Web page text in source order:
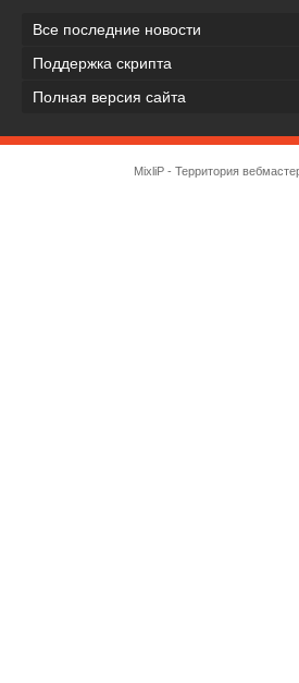
Все последние новости
Поддержка скрипта
Полная версия сайта
MixliP - Территория